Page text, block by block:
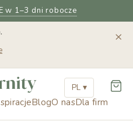
w 1–3 dni robocze
×
BlogO nasDla firm
PL ▾